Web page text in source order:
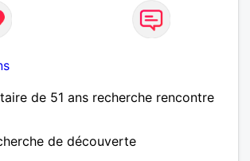
de 51 ans recherche rencontre
de découverte